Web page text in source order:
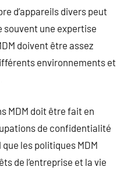
d’appareils divers peut
une expertise
doivent être assez
environnements et
MDM doit être fait en
de confidentialité
les politiques MDM
de l’entreprise et la vie